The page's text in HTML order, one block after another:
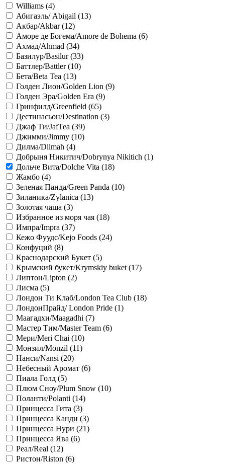
Williams (4)
Абигаэль/ Abigail (13)
Акбар/Akbar (12)
Аморе де Богема/Amore de Bohema (6)
Ахмад/Ahmad (34)
Базилур/Basilur (33)
Баттлер/Battler (10)
Бета/Beta Tea (13)
Голден Лион/Golden Lion (9)
Голден Эра/Golden Era (9)
Гринфилд/Greenfield (65)
Дестинасьон/Destination (3)
Джаф Ти/JafTea (39)
Джимми/Jimmy (10)
Дилма/Dilmah (4)
Добрыня Никитич/Dobrynya Nikitich (1)
Дольче Вита/Dolche Vita (18)
Жамбо (4)
Зеленая Панда/Green Panda (10)
Зиланика/Zylanica (13)
Золотая чаша (3)
Избранное из моря чая (18)
Импра/Impra (37)
Кежо Фуудс/Kejo Foods (24)
Конфуций (8)
Краснодарский Букет (5)
Крымский букет/Krymskiy buket (17)
Липтон/Lipton (2)
Лисма (5)
Лондон Ти Клаб/London Tea Club (18)
ЛондонПрайд/ London Pride (1)
Маагадхи/Maagadhi (7)
Мастер Тим/Master Team (6)
Мери/Meri Chai (10)
Монзил/Monzil (11)
Нанси/Nansi (20)
Небесный Аромат (6)
Пиала Голд (5)
Плюм Сноу/Plum Snow (10)
Поланти/Polanti (14)
Принцесса Гита (3)
Принцесса Канди (3)
Принцесса Нури (21)
Принцесса Ява (6)
Реал/Real (12)
Ристон/Riston (6)